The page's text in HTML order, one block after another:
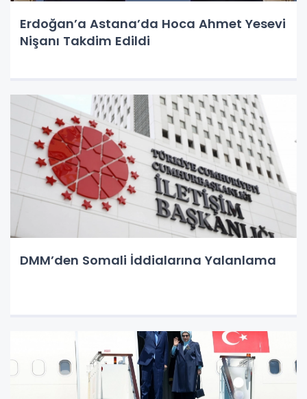
Erdoğan’a Astana’da Hoca Ahmet Yesevi
Nişanı Takdim Edildi
DMM’den Somali İddialarına Yalanlama